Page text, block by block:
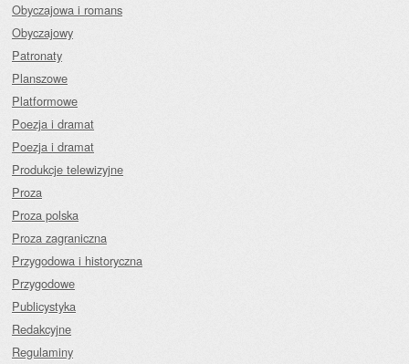
Obyczajowa i romans
Obyczajowy
Patronaty
Planszowe
Platformowe
Poezja i dramat
Poezja i dramat
Produkcje telewizyjne
Proza
Proza polska
Proza zagraniczna
Przygodowa i historyczna
Przygodowe
Publicystyka
Redakcyjne
Regulaminy